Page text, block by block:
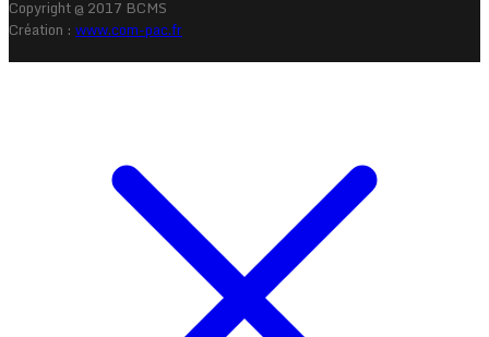
Copyright @ 2017 BCMS
Création : www.com-pac.fr